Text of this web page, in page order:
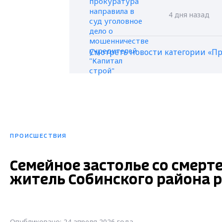
4 дня назад
Смотреть новости категории
ПРОИСШЕСТВИЯ
Семейное застолье со
житель Собинского района